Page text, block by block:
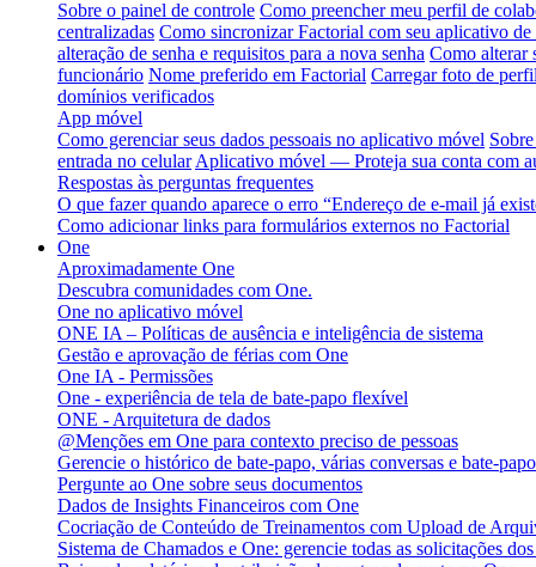
Sobre o painel de controle Como preencher meu perfil de
centralizadas Como sincronizar Factorial com seu aplicativo de
alteração de senha e requisitos para a nova senha Como alterar
funcionário Nome preferido em Factorial Carregar foto de
domínios verificados
App móvel
Como gerenciar seus dados pessoais no aplicativo móvel
entrada no celular Aplicativo móvel — Proteja sua conta com
Respostas às perguntas frequentes
O que fazer quando aparece o erro “Endereço de e-mail já
Como adicionar links para formulários externos no Factorial
One
Aproximadamente One
Descubra comunidades com One.
One no aplicativo móvel
ONE IA – Políticas de ausência e inteligência de sistema
Gestão e aprovação de férias com One
One IA - Permissões
One - experiência de tela de bate-papo flexível
ONE - Arquitetura de dados
@Menções em One para contexto preciso de pessoas
Gerencie o histórico de bate-papo, várias conversas e bate-
Pergunte ao One sobre seus documentos
Dados de Insights Financeiros com One
Cocriação de Conteúdo de Treinamentos com Upload de
Sistema de Chamados e One: gerencie todas as solicitações